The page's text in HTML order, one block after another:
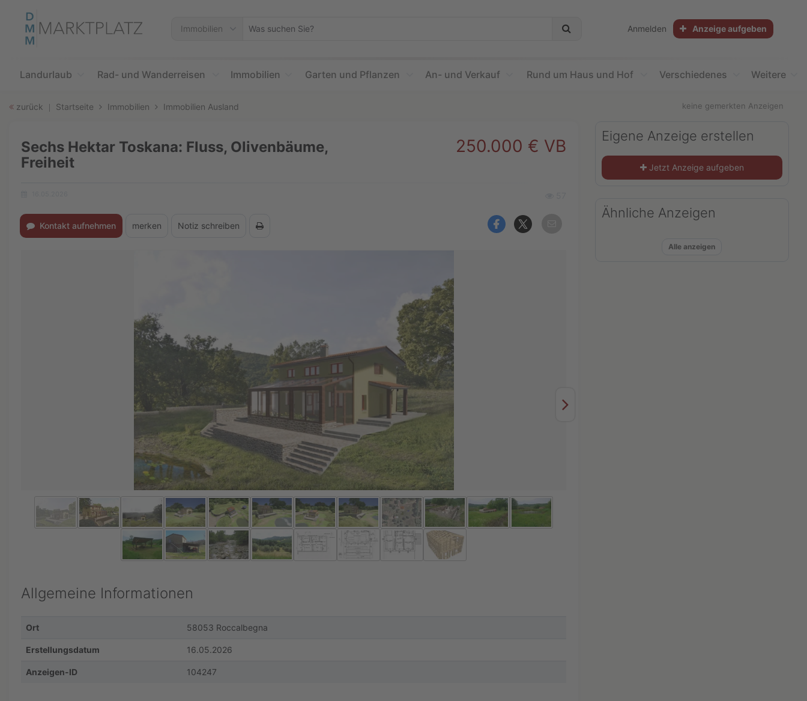
Modus
aktivieren
zum
Immobilien
suchen
Anmelden Anzeige aufgeben
Landurlaub Rad- und Wanderreisen Immobilien Garten und Pflanzen An- und Verkauf Rund um Haus und Hof Verschiedenes Weitere
zurück Startseite Immobilien Immobilien Ausland keine gemerkten Anzeigen
Eigene Anzeige erstellen
Jetzt Anzeige aufgeben
Ähnliche Anzeigen
Alle anzeigen
Sechs Hektar Toskana: Fluss, Olivenbäume,
Freiheit
250.000 € VB
Kontakt aufnehmen merken Notiz schreiben
Allgemeine Informationen
Ort 58053 Roccalbegna
Erstellungsdatum 16.05.2026
Anzeigen-ID 104247